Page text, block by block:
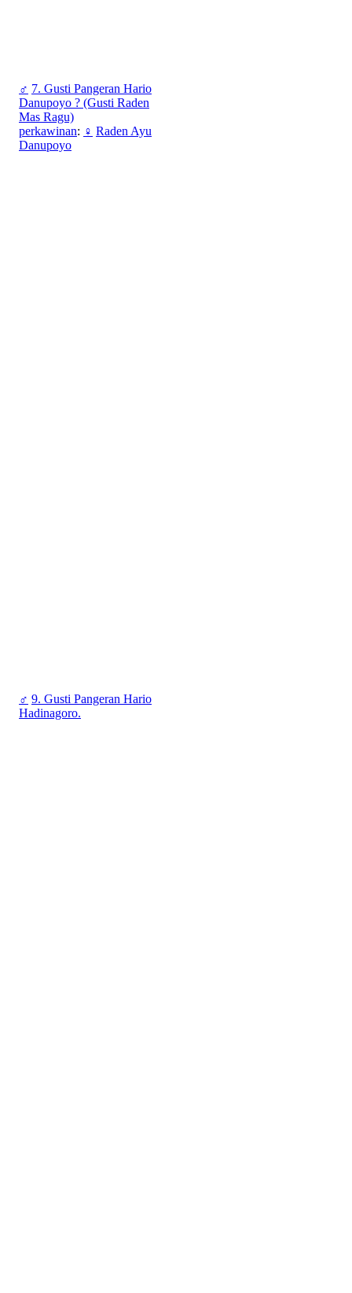
♂ 7. Gusti Pangeran Hario
Danupoyo ? (Gusti Raden
Mas Ragu)
perkawinan: ♀ Raden Ayu
Danupoyo
♂ 9. Gusti Pangeran Hario
Hadinagoro.